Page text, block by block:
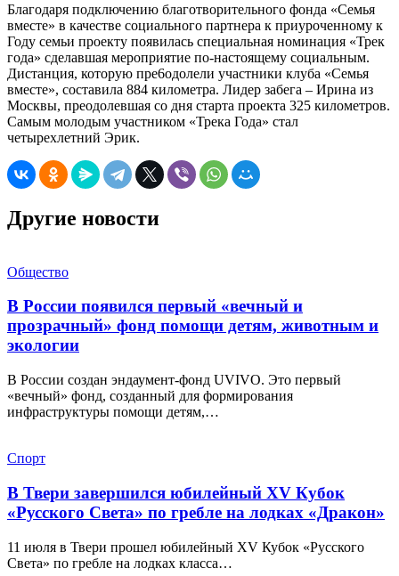
Благодаря подключению благотворительного фонда «Семья
вместе» в качестве социального партнера к приуроченному к
Году семьи проекту появилась специальная номинация «Трек
года» сделавшая мероприятие по-настоящему социальным.
Дистанция, которую пре6одолели участники клуба «Семья
вместе», составила 884 километра. Лидер забега – Ирина из
Москвы, преодолевшая со дня старта проекта 325 километров.
Самым молодым участником «Трека Года» стал
четырехлетний Эрик.
Другие новости
Общество
В России появился первый «вечный и
прозрачный» фонд помощи детям, животным и
экологии
В России создан эндаумент-фонд UVIVO. Это первый
«вечный» фонд, созданный для формирования
инфраструктуры помощи детям,…
Спорт
В Твери завершился юбилейный XV Кубок
«Русского Света» по гребле на лодках «Дракон»
11 июля в Твери прошел юбилейный XV Кубок «Русского
Света» по гребле на лодках класса…